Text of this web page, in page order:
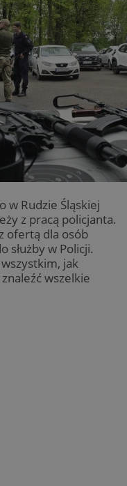
Rudzie Śląskiej
z pracą policjanta.
ofertą dla osób
służby w Policji.
jak
wszelkie